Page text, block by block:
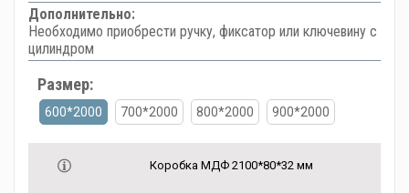
Дополнительно:
Необходимо приобрести ручку, фиксатор или ключевину с
цилиндром
Размер:
600*2000 700*2000 800*2000 900*2000
Коробка МДФ 2100*80*32 мм